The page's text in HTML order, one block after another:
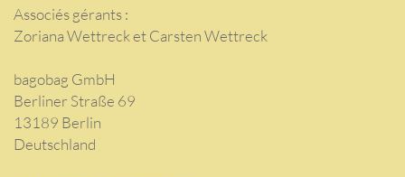
Associés gérants :
Zoriana Wettreck et Carsten Wettreck
bagobag GmbH
Berliner Straße 69
13189 Berlin
Deutschland